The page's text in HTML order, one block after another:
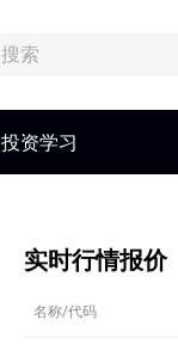
投资学习
实时行情报价
名称/代码